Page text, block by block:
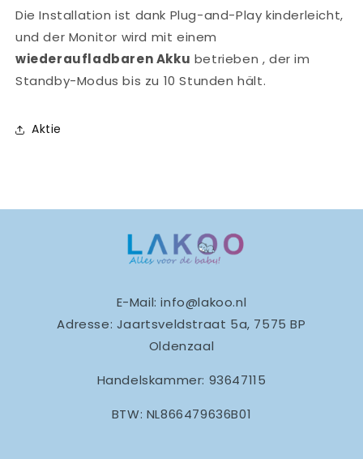
Die Installation ist dank Plug-and-Play kinderleicht,
und der Monitor wird mit einem
wiederaufladbaren Akku betrieben , der im
Standby-Modus bis zu 10 Stunden hält.
Aktie
E-Mail: info@lakoo.nl
Adresse: Jaartsveldstraat 5a, 7575 BP
Oldenzaal
Handelskammer: 93647115
BTW: NL866479636B01